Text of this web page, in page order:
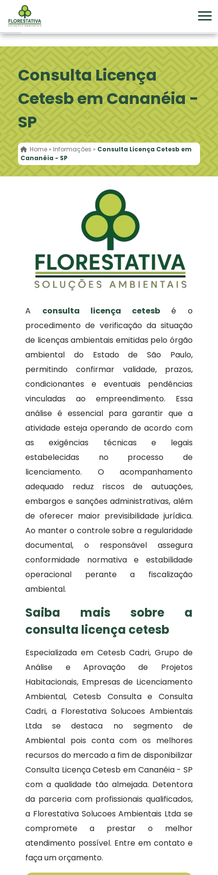
Consulta Licença
Cetesb em Cananéia -
SP
Home » Informações » Consulta Licença Cetesb em
Cananéia - SP
A consulta licença cetesb é o
procedimento de verificação da situação
de licenças ambientais emitidas pelo órgão
ambiental do Estado de São Paulo,
permitindo confirmar validade, prazos,
condicionantes e eventuais pendências
vinculadas ao empreendimento. Essa
análise é essencial para garantir que a
atividade esteja operando de acordo com
as exigências técnicas e legais
estabelecidas no processo de
licenciamento. O acompanhamento
adequado reduz riscos de autuações,
embargos e sanções administrativas, além
de oferecer maior previsibilidade jurídica.
Ao manter o controle sobre a regularidade
documental, o responsável assegura
conformidade normativa e estabilidade
operacional perante a fiscalização
ambiental.
Saiba mais sobre a
consulta licença cetesb
Especializada em Cetesb Cadri, Grupo de
Análise e Aprovação de Projetos
Habitacionais, Empresas de Licenciamento
Ambiental, Cetesb Consulta e Consulta
Cadri, a Florestativa Solucoes Ambientais
Ltda se destaca no segmento de
Ambiental pois conta com os melhores
recursos do mercado a fim de disponibilizar
Consulta Licença Cetesb em Cananéia - SP
com a qualidade tão almejada. Detentora
da parceria com profissionais qualificados,
a Florestativa Solucoes Ambientais Ltda se
compromete a prestar o melhor
atendimento possível. Entre em contato e
faça um orçamento.